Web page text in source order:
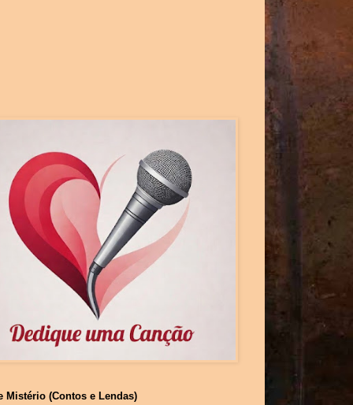
Mistério (Contos e Lendas)